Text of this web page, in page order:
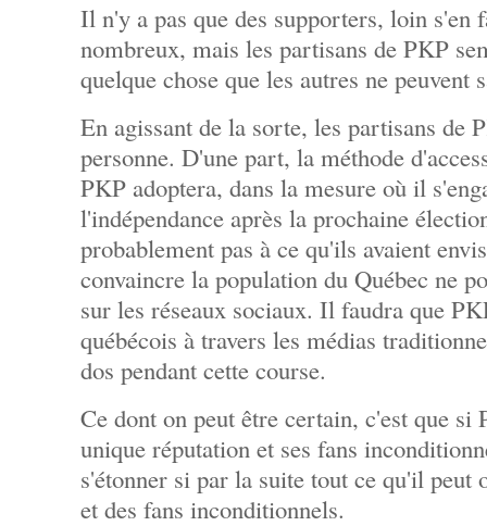
Il n'y a pas que des supporters, loin s'en
nombreux, mais les partisans de PKP
quelque chose que les autres ne peuvent
En agissant de la sorte, les partisans de
personne. D'une part, la méthode
PKP adoptera, dans la mesure où il
l'indépendance après la prochaine
probablement pas à ce qu'ils avaient
convaincre la population du Québec ne
sur les réseaux sociaux. Il faudra que
québécois à travers les médias
dos pendant cette course.
Ce dont on peut être certain, c'est que si
unique réputation et ses fans
s'étonner si par la suite tout ce qu'il peut
et des fans inconditionnels.